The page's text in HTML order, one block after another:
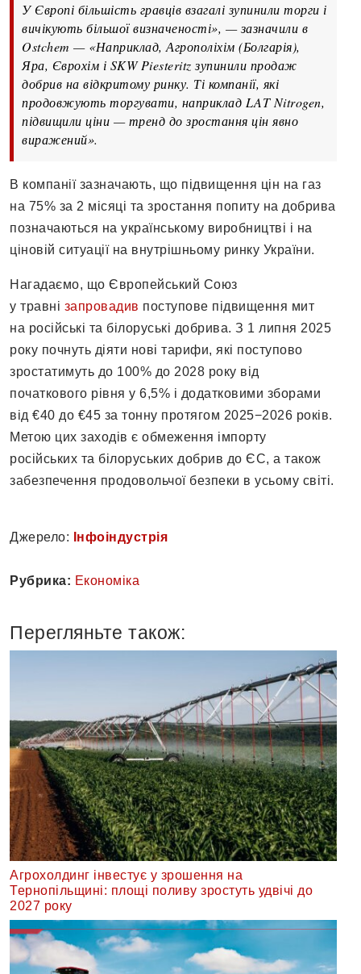
У Європі більшість гравців взагалі зупинили торги і
вичікують більшої визначеності», — зазначили в
Ostchem — «Наприклад, Агрополіхім (Болгарія),
Яра, Єврохім і SKW Piesteritz зупинили продаж
добрив на відкритому ринку. Ті компанії, які
продовжують торгувати, наприклад LAT Nitrogen,
підвищили ціни — тренд до зростання цін явно
виражений».
В компанії зазначають, що підвищення цін на газ
на 75% за 2 місяці та зростання попиту на добрива
позначаються на українському виробництві і на
ціновій ситуації на внутрішньому ринку України.
Нагадаємо, що Європейський Союз
у травні запровадив поступове підвищення мит
на російські та білоруські добрива. З 1 липня 2025
року почнуть діяти нові тарифи, які поступово
зростатимуть до 100% до 2028 року від
початкового рівня у 6,5% і додатковими зборами
від €40 до €45 за тонну протягом 2025−2026 років.
Метою цих заходів є обмеження імпорту
російських та білоруських добрив до ЄС, а також
забезпечення продовольчої безпеки в усьому світі.
Джерело: Інфоіндустрія
Рубрика: Економіка
Перегляньте також:
Агрохолдинг інвестує у зрошення на
Тернопільщині: площі поливу зростуть удвічі до
2027 року